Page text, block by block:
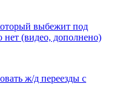
выбежит под
нет (видео, дополнено)
ж/д переезды с